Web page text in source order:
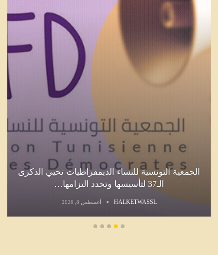
الجمعية التونسية للنساء الديمقراطيات تحيي الذكرى
الـ37 لتأسيسها وتجدد التزامها…
HALKETWASSL أغسطس 8, 2026